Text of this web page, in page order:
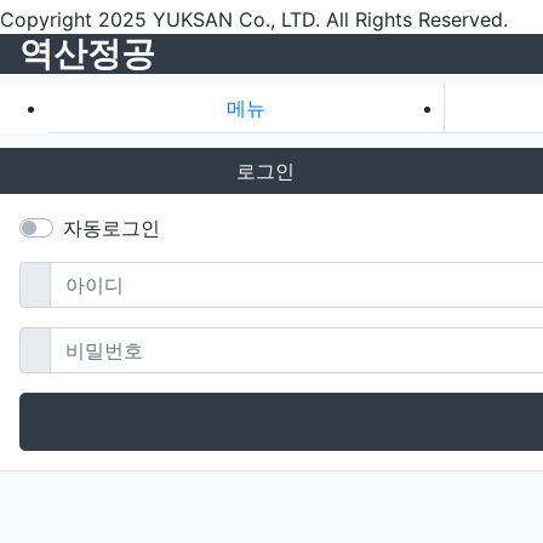
Copyright 2025 YUKSAN Co., LTD. All Rights Reserved.
역산정공
메뉴
로그인
자동로그인
아이디필수
비밀번호필수